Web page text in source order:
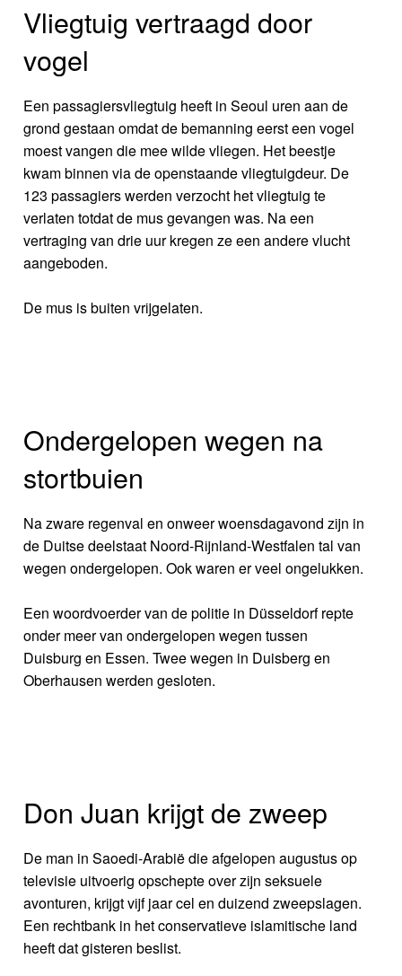
Vliegtuig vertraagd door
vogel
Een passagiersvliegtuig heeft in Seoul uren aan de
grond gestaan omdat de bemanning eerst een vogel
moest vangen die mee wilde vliegen. Het beestje
kwam binnen via de openstaande vliegtuigdeur. De
123 passagiers werden verzocht het vliegtuig te
verlaten totdat de mus gevangen was. Na een
vertraging van drie uur kregen ze een andere vlucht
aangeboden.
De mus is buiten vrijgelaten.
Ondergelopen wegen na
stortbuien
Na zware regenval en onweer woensdagavond zijn in
de Duitse deelstaat Noord-Rijnland-Westfalen tal van
wegen ondergelopen. Ook waren er veel ongelukken.
Een woordvoerder van de politie in Düsseldorf repte
onder meer van ondergelopen wegen tussen
Duisburg en Essen. Twee wegen in Duisberg en
Oberhausen werden gesloten.
Don Juan krijgt de zweep
De man in Saoedi-Arabië die afgelopen augustus op
televisie uitvoerig opschepte over zijn seksuele
avonturen, krijgt vijf jaar cel en duizend zweepslagen.
Een rechtbank in het conservatieve islamitische land
heeft dat gisteren beslist.